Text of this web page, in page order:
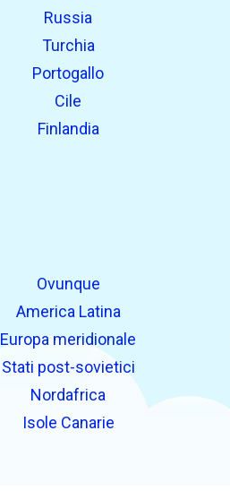
Russia
Turchia
Portogallo
Cile
Finlandia
Ovunque
America Latina
Europa meridionale
Stati post-sovietici
Nordafrica
Isole Canarie